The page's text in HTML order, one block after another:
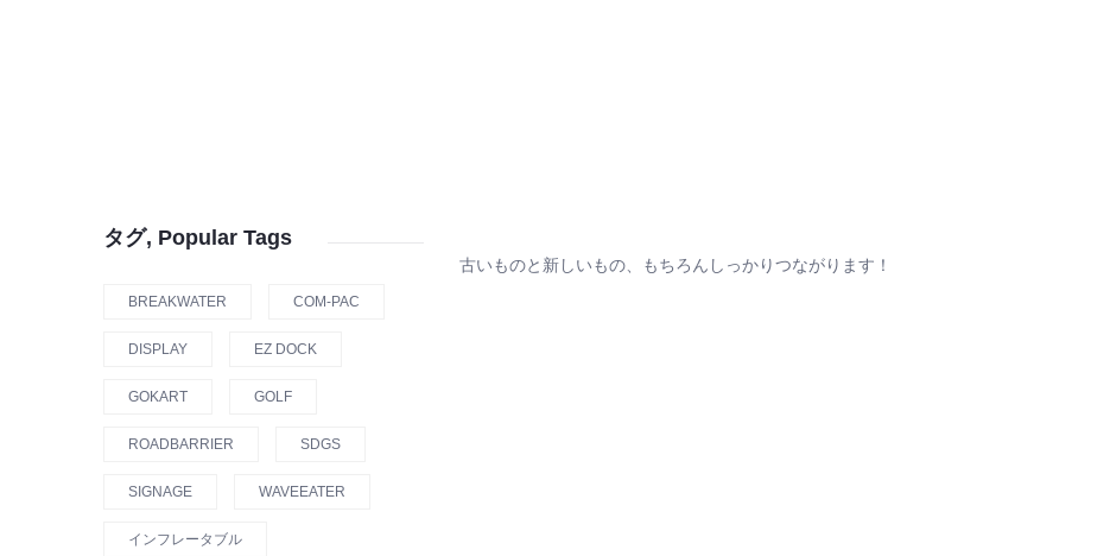
タグ, Popular Tags
BREAKWATER COM-PAC
DISPLAY EZ DOCK
GOKART GOLF
ROADBARRIER SDGS
SIGNAGE WAVEEATER
インフレータブル
古いものと新しいもの、もちろんしっかりつながります！